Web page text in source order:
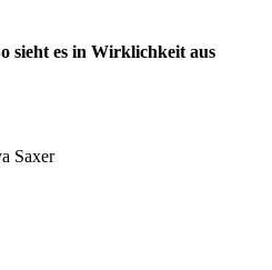
sieht es in Wirklichkeit aus
Saxer